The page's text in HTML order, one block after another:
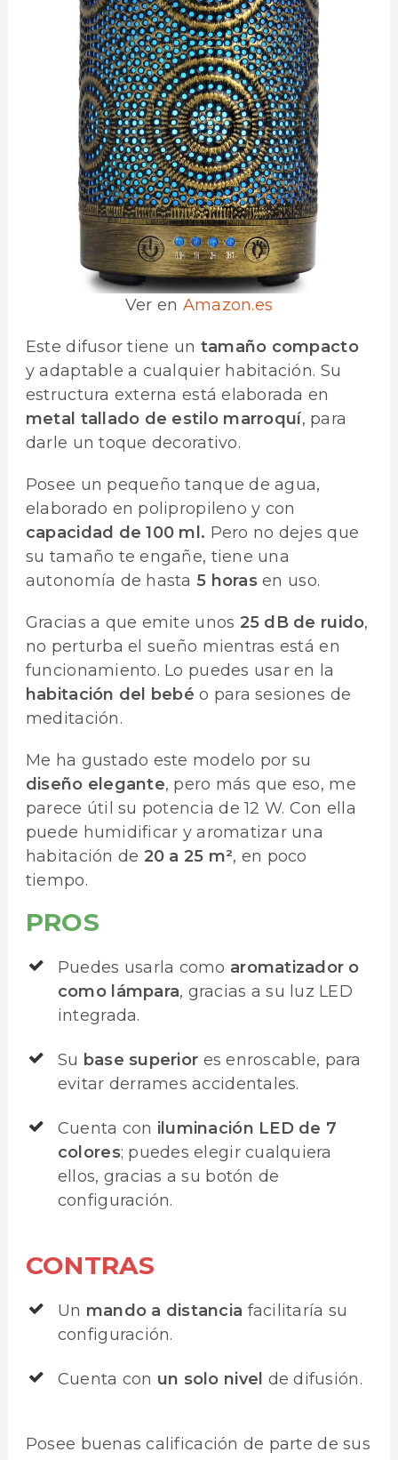
Ver en Amazon.es
Este difusor tiene un tamaño compacto
y adaptable a cualquier habitación. Su
estructura externa está elaborada en
metal tallado de estilo marroquí, para
darle un toque decorativo.
Posee un pequeño tanque de agua,
elaborado en polipropileno y con
capacidad de 100 ml. Pero no dejes que
su tamaño te engañe, tiene una
autonomía de hasta5 horasen uso.
Gracias a que emite unos 25 dB de ruido,
no perturba el sueño mientras está en
funcionamiento. Lo puedes usar en la
habitación del bebé o para sesiones de
meditación.
Me ha gustado este modelo por su
diseño elegante, pero más que eso, me
parece útil su potencia de 12 W. Con ella
puede humidificar y aromatizar una
habitación de 20 a 25 m², en poco
tiempo.
PROS
Puedes usarla como aromatizador o
como lámpara, gracias a su luz LED
integrada.
Su base superior es enroscable, para
evitar derrames accidentales.
Cuenta con iluminación LED de 7
colores; puedes elegir cualquiera
ellos, gracias a su botón de
configuración.
CONTRAS
Un mando a distancia facilitaría su
configuración.
Cuenta con un solo nivel de difusión.
Posee buenas calificación de parte de sus